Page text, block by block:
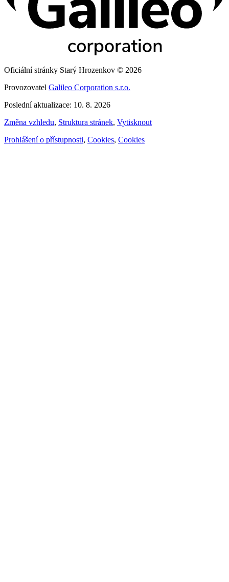
Oficiální stránky Starý Hrozenkov © 2026
Provozovatel Galileo Corporation s.r.o.
Poslední aktualizace: 10. 8. 2026
Změna vzhledu, Struktura stránek, Vytisknout
Prohlášení o přístupnosti, Cookies, Cookies